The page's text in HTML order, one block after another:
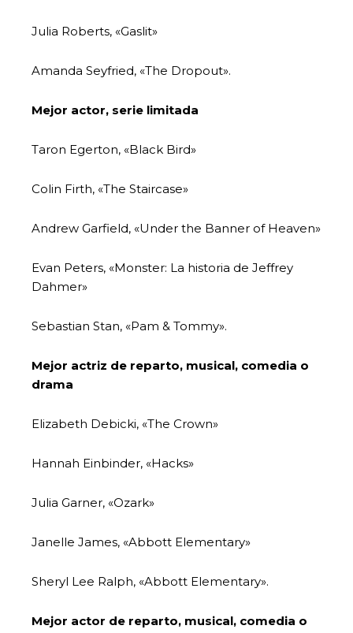
Julia Roberts, «Gaslit»
Amanda Seyfried, «The Dropout».
Mejor actor, serie limitada
Taron Egerton, «Black Bird»
Colin Firth, «The Staircase»
Andrew Garfield, «Under the Banner of Heaven»
Evan Peters, «Monster: La historia de Jeffrey
Dahmer»
Sebastian Stan, «Pam & Tommy».
Mejor actriz de reparto, musical, comedia o
drama
Elizabeth Debicki, «The Crown»
Hannah Einbinder, «Hacks»
Julia Garner, «Ozark»
Janelle James, «Abbott Elementary»
Sheryl Lee Ralph, «Abbott Elementary».
Mejor actor de reparto, musical, comedia o